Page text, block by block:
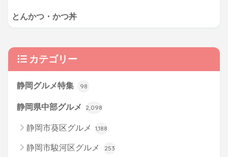
とんかつ・かつ丼
カテゴリー
静岡グルメ特集 98
静岡県中部グルメ 2,098
静岡市葵区グルメ 1,188
静岡市駿河区グルメ 253